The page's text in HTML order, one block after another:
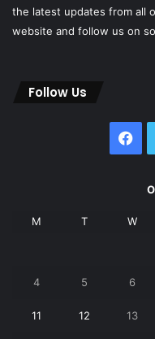
the latest updates from all
website and follow us on
Follow Us
M T W
4 5 6
11 12 13